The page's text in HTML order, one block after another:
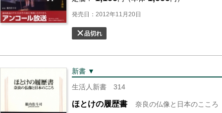
発売日：2012年11月20日
品切れ
新書 ▼
生活人新書 314
ほとけの履歴書
奈良の仏像と日本のこころ